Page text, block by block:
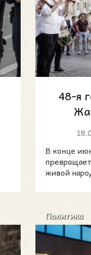
48-я
В конце
живой
Политика